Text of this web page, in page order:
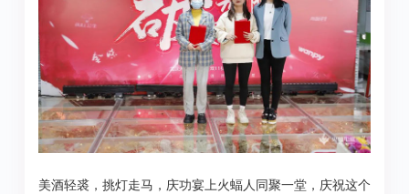
美酒轻裘，挑灯走马，庆功宴上火蝠人同聚一堂，庆祝这个